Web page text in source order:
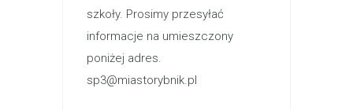
szkoły. Prosimy przesyłać
informacje na umieszczony
poniżej adres.
sp3@miastorybnik.pl